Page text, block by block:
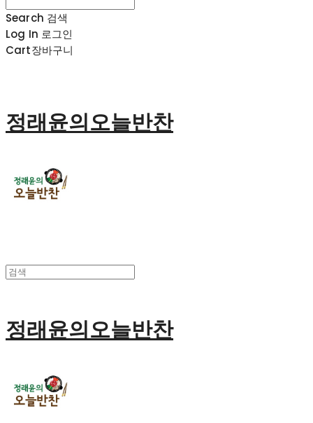
Search 검색
Log In 로그인
Cart장바구니
정래윤의오늘반찬
정래윤의오늘반찬